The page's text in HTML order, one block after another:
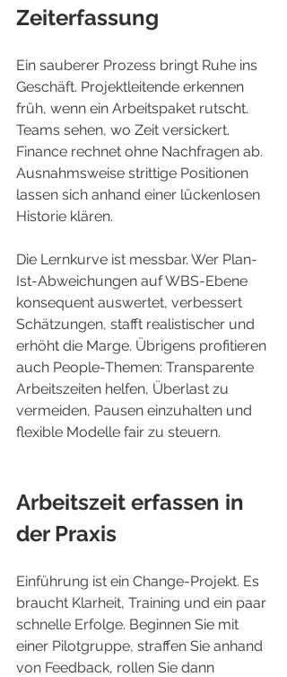
Zeiterfassung
Ein sauberer Prozess bringt Ruhe ins
Geschäft. Projektleitende erkennen
früh, wenn ein Arbeitspaket rutscht.
Teams sehen, wo Zeit versickert.
Finance rechnet ohne Nachfragen ab.
Ausnahmsweise strittige Positionen
lassen sich anhand einer lückenlosen
Historie klären.
Die Lernkurve ist messbar. Wer Plan-
Ist-Abweichungen auf WBS-Ebene
konsequent auswertet, verbessert
Schätzungen, stafft realistischer und
erhöht die Marge. Übrigens profitieren
auch People-Themen: Transparente
Arbeitszeiten helfen, Überlast zu
vermeiden, Pausen einzuhalten und
flexible Modelle fair zu steuern.
Arbeitszeit erfassen in
der Praxis
Einführung ist ein Change-Projekt. Es
braucht Klarheit, Training und ein paar
schnelle Erfolge. Beginnen Sie mit
einer Pilotgruppe, straffen Sie anhand
von Feedback, rollen Sie dann